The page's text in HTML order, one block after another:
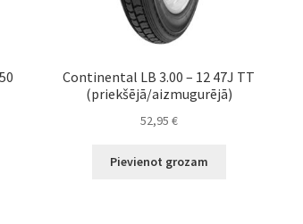
Continental LB 3.00 – 12 47J TT
(priekšējā/aizmugurējā)
52,95 €
Pievienot grozam